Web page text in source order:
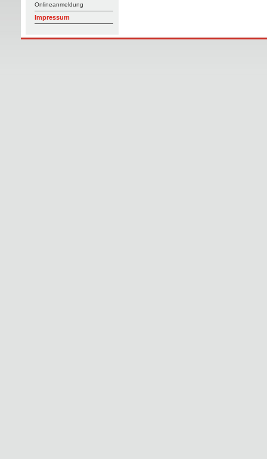
Onlineanmeldung
Impressum